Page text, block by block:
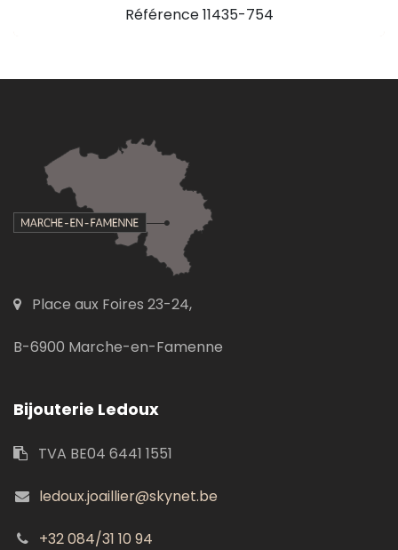
Référence 11435-754
Place aux Foires 23-24,
B-6900 Marche-en-Famenne
Bijouterie Ledoux
TVA BE04 6441 1551
ledoux.joaillier@skynet.be
+32 084/31 10 94